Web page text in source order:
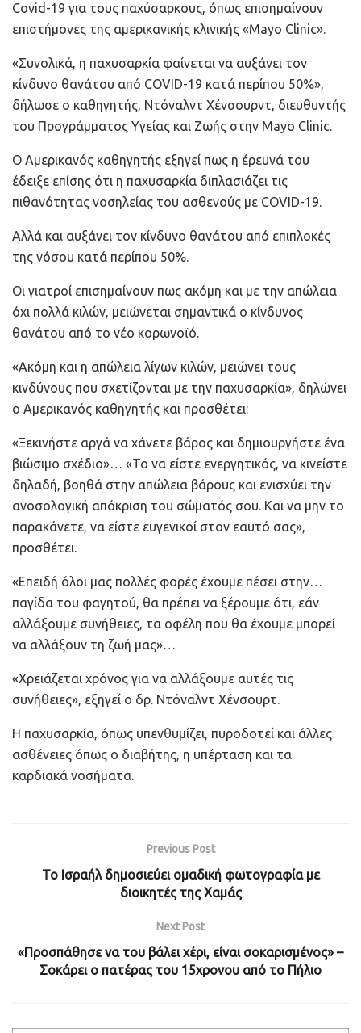
Covid-19 για τους παχύσαρκους, όπως επισημαίνουν
επιστήμονες της αμερικανικής κλινικής «Mayo Clinic».
«Συνολικά, η παχυσαρκία φαίνεται να αυξάνει τον
κίνδυνο θανάτου από COVID-19 κατά περίπου 50%»,
δήλωσε ο καθηγητής, Ντόναλντ Χένσουρντ, διευθυντής
του Προγράμματος Υγείας και Ζωής στην Mayo Clinic.
Ο Αμερικανός καθηγητής εξηγεί πως η έρευνά του
έδειξε επίσης ότι η παχυσαρκία διπλασιάζει τις
πιθανότητας νοσηλείας του ασθενούς με COVID-19.
Αλλά και αυξάνει τον κίνδυνο θανάτου από επιπλοκές
της νόσου κατά περίπου 50%.
Οι γιατροί επισημαίνουν πως ακόμη και με την απώλεια
όχι πολλά κιλών, μειώνεται σημαντικά ο κίνδυνος
θανάτου από το νέο κορωνοϊό.
«Ακόμη και η απώλεια λίγων κιλών, μειώνει τους
κινδύνους που σχετίζονται με την παχυσαρκία», δηλώνει
ο Αμερικανός καθηγητής και προσθέτει:
«Ξεκινήστε αργά να χάνετε βάρος και δημιουργήστε ένα
βιώσιμο σχέδιο»… «Το να είστε ενεργητικός, να κινείστε
δηλαδή, βοηθά στην απώλεια βάρους και ενισχύει την
ανοσολογική απόκριση του σώματός σου. Και να μην το
παρακάνετε, να είστε ευγενικοί στον εαυτό σας»,
προσθέτει.
«Επειδή όλοι μας πολλές φορές έχουμε πέσει στην…
παγίδα του φαγητού, θα πρέπει να ξέρουμε ότι, εάν
αλλάξουμε συνήθειες, τα οφέλη που θα έχουμε μπορεί
να αλλάξουν τη ζωή μας»…
«Χρειάζεται χρόνος για να αλλάξουμε αυτές τις
συνήθειες», εξηγεί ο δρ. Ντόναλντ Χένσουρτ.
Η παχυσαρκία, όπως υπενθυμίζει, πυροδοτεί και άλλες
ασθένειες όπως ο διαβήτης, η υπέρταση και τα
καρδιακά νοσήματα.
Previous Post
Το Ισραήλ δημοσιεύει ομαδική φωτογραφία με
διοικητές της Χαμάς
Next Post
«Προσπάθησε να του βάλει χέρι, είναι σοκαρισμένος» –
Σοκάρει ο πατέρας του 15χρονου από το Πήλιο